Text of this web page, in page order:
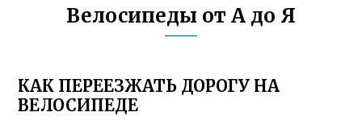
Велосипеды от А до Я
КАК ПЕРЕЕЗЖАТЬ ДОРОГУ НА
ВЕЛОСИПЕДЕ